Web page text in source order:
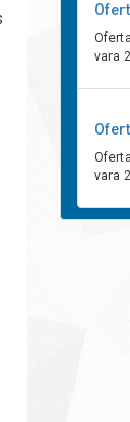
vara
vara